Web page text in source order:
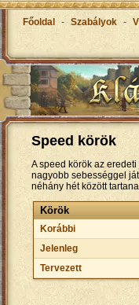
Főoldal - Szabályok -
Speed körök
A speed körök az
nagyobb sebességgel
néhány hét között
Körök
Korábbi
Jelenleg
Tervezett